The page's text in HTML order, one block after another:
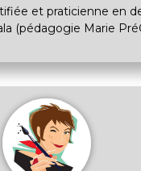
et praticienne en
(pédagogie Marie